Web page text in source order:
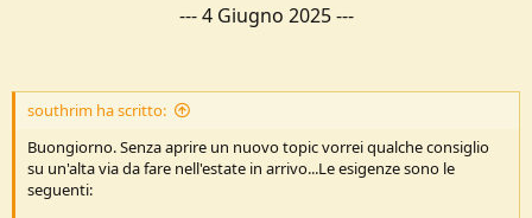
---4 Giugno 2025---
southrim ha scritto:
Buongiorno. Senza aprire un nuovo topic vorrei qualche consiglio
su un'alta via da fare nell'estate in arrivo...Le esigenze sono le
seguenti: